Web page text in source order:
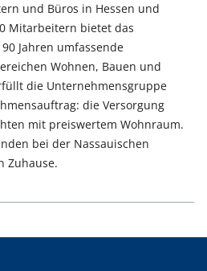
und Büros in Hessen und
Mitarbeitern bietet das
Jahren umfassende
Wohnen, Bauen und
die Unternehmensgruppe
die Versorgung
mit preiswertem Wohnraum.
bei der Nassauischen
Zuhause.